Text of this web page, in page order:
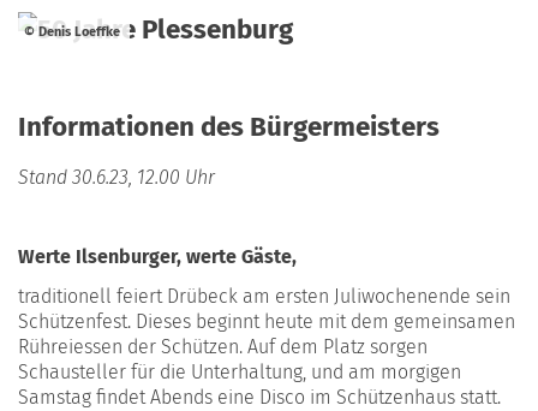
© Denis Loeffke
Informationen des Bürgermeisters
Stand 30.6.23, 12.00 Uhr
Werte Ilsenburger, werte Gäste,
traditionell feiert Drübeck am ersten Juliwochenende sein
Schützenfest. Dieses beginnt heute mit dem gemeinsamen
Rühreiessen der Schützen. Auf dem Platz sorgen
Schausteller für die Unterhaltung, und am morgigen
Samstag findet Abends eine Disco im Schützenhaus statt.